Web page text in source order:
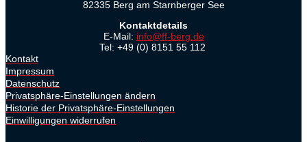
82335 Berg am Starnberger See
Kontaktdetails
E-Mail: info@ff-berg.de
Tel: +49 (0) 8151 55 112
Kontakt
Impressum
Datenschutz
Privatsphäre-Einstellungen ändern
Historie der Privatsphäre-Einstellungen
Einwilligungen widerrufen